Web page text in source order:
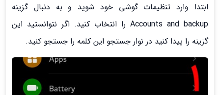
ابتدا وارد تنظیمات گوشی خود شوید و به دنبال گزینه
Accounts and backup را انتخاب کنید. اگر نتوانستید این
گزینه را پیدا کنید در نوار جستجو این کلمه را جستجو کنید.